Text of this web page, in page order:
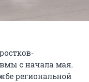
с начала мая.
региональной